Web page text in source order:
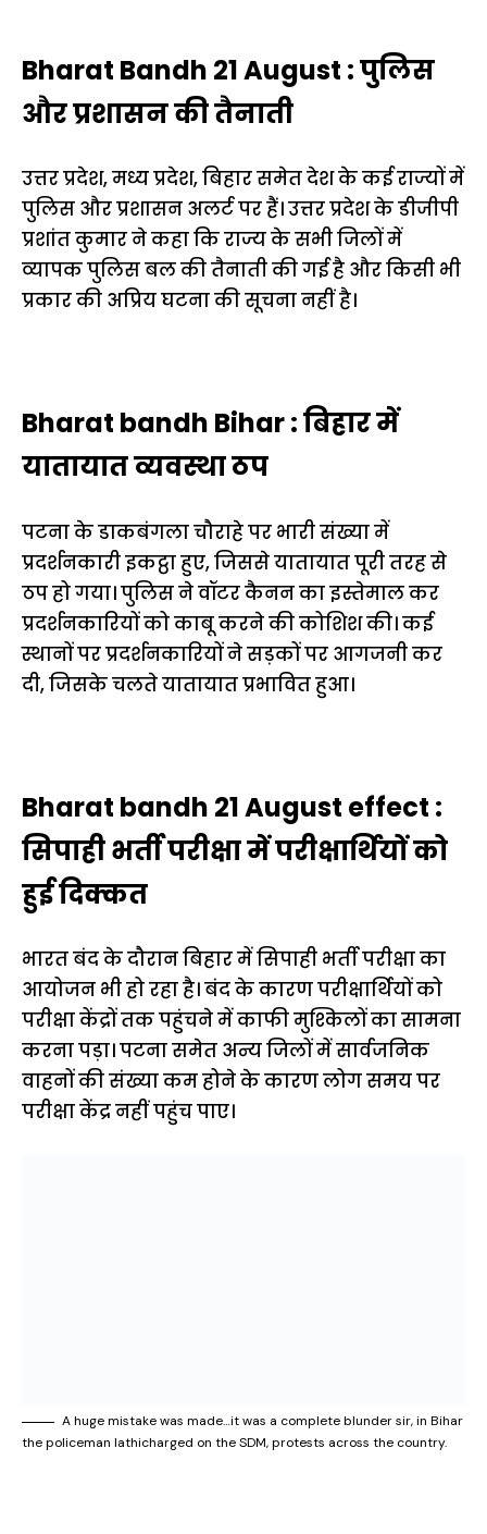
Bharat Bandh 21 August : पुलिस
और प्रशासन की तैनाती
उत्तर प्रदेश, मध्य प्रदेश, बिहार समेत देश के कई राज्यों में
पुलिस और प्रशासन अलर्ट पर हैं। उत्तर प्रदेश के डीजीपी
प्रशांत कुमार ने कहा कि राज्य के सभी जिलों में
व्यापक पुलिस बल की तैनाती की गई है और किसी भी
प्रकार की अप्रिय घटना की सूचना नहीं है।
Bharat bandh Bihar : बिहार में
यातायात व्यवस्था ठप
पटना के डाकबंगला चौराहे पर भारी संख्या में
प्रदर्शनकारी इकट्ठा हुए, जिससे यातायात पूरी तरह से
ठप हो गया। पुलिस ने वॉटर कैनन का इस्तेमाल कर
प्रदर्शनकारियों को काबू करने की कोशिश की। कई
स्थानों पर प्रदर्शनकारियों ने सड़कों पर आगजनी कर
दी, जिसके चलते यातायात प्रभावित हुआ।
Bharat bandh 21 August effect :
सिपाही भर्ती परीक्षा में परीक्षार्थियों को
हुई दिक्कत
भारत बंद के दौरान बिहार में सिपाही भर्ती परीक्षा का
आयोजन भी हो रहा है। बंद के कारण परीक्षार्थियों को
परीक्षा केंद्रों तक पहुंचने में काफी मुश्किलों का सामना
करना पड़ा। पटना समेत अन्य जिलों में सार्वजनिक
वाहनों की संख्या कम होने के कारण लोग समय पर
परीक्षा केंद्र नहीं पहुंच पाए।
A huge mistake was made…it was a complete blunder sir, in Bihar
the policeman lathicharged on the SDM, protests across the country.